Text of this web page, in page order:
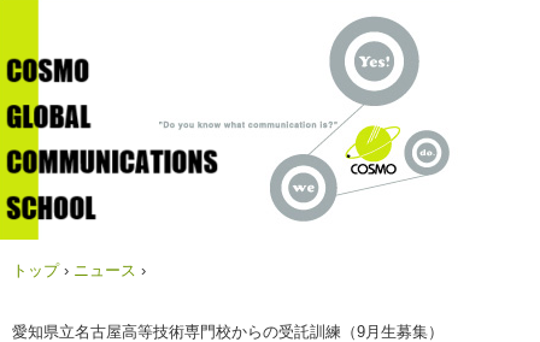
トップ › ニュース ›
愛知県立名古屋高等技術専門校からの受託訓練（9月生募集）